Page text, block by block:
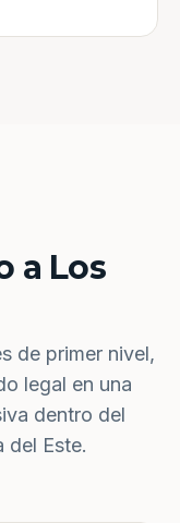
a Los
de primer nivel,
legal en una
dentro del
del Este.